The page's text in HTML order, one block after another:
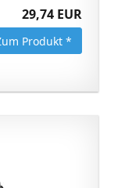
29,74 EUR
Produkt *